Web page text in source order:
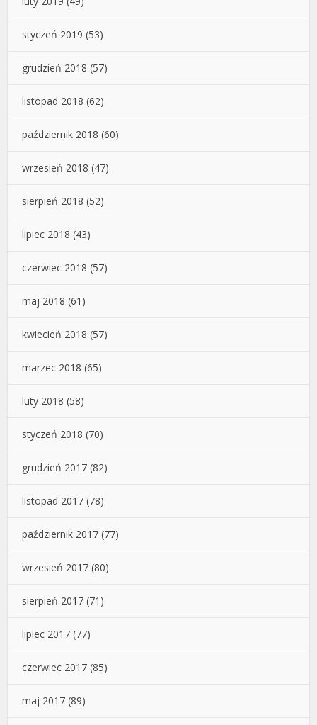
styczeń 2019 (53)
grudzień 2018 (57)
listopad 2018 (62)
październik 2018 (60)
wrzesień 2018 (47)
sierpień 2018 (52)
lipiec 2018 (43)
czerwiec 2018 (57)
maj 2018 (61)
kwiecień 2018 (57)
marzec 2018 (65)
luty 2018 (58)
styczeń 2018 (70)
grudzień 2017 (82)
listopad 2017 (78)
październik 2017 (77)
wrzesień 2017 (80)
sierpień 2017 (71)
lipiec 2017 (77)
czerwiec 2017 (85)
maj 2017 (89)